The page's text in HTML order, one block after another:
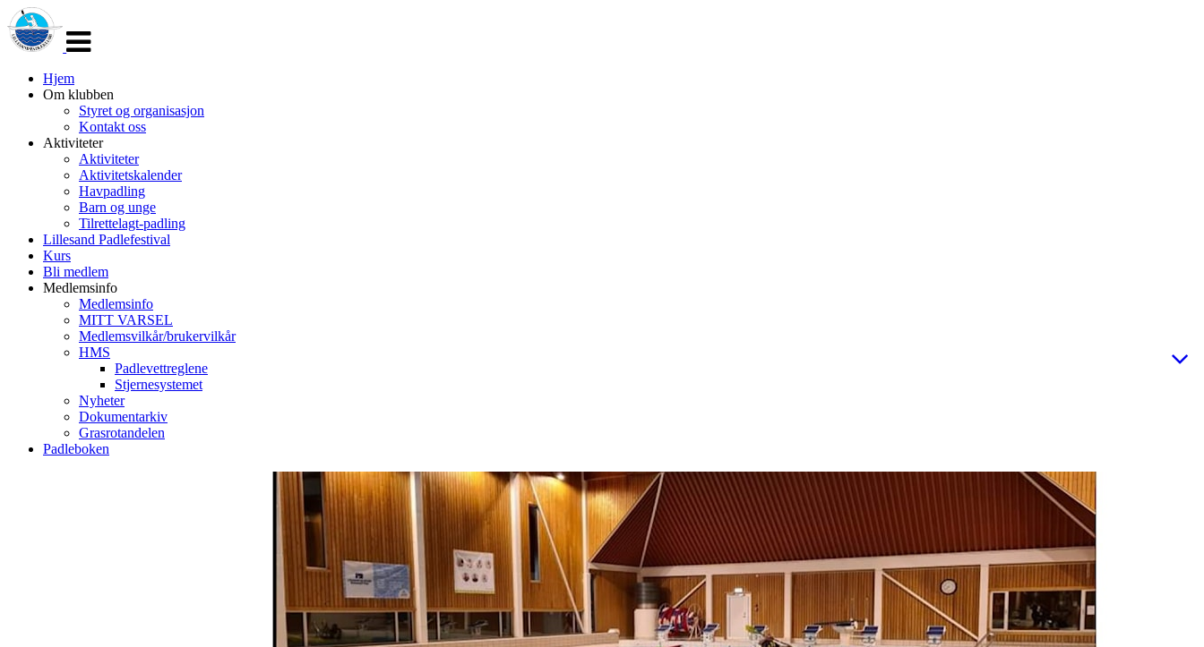
navigasjon
Hjem
Om klubben
Styret og organisasjon
Kontakt oss
Aktiviteter
Aktiviteter
Aktivitetskalender
Havpadling
Barn og unge
Tilrettelagt-padling
Lillesand Padlefestival
Kurs
Bli medlem
Medlemsinfo
Medlemsinfo
MITT VARSEL
Medlemsvilkår/brukervilkår
HMS
Padlevettreglene
Stjernesystemet
Nyheter
Dokumentarkiv
Grasrotandelen
Padleboken